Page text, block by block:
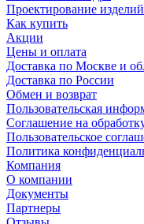
Проектирование изделий
Как купить
Акции
Цены и оплата
Доставка по Москве и
Доставка по России
Обмен и возврат
Пользовательская
Соглашение на
Пользовательское
Политика
Компания
О компании
Документы
Партнеры